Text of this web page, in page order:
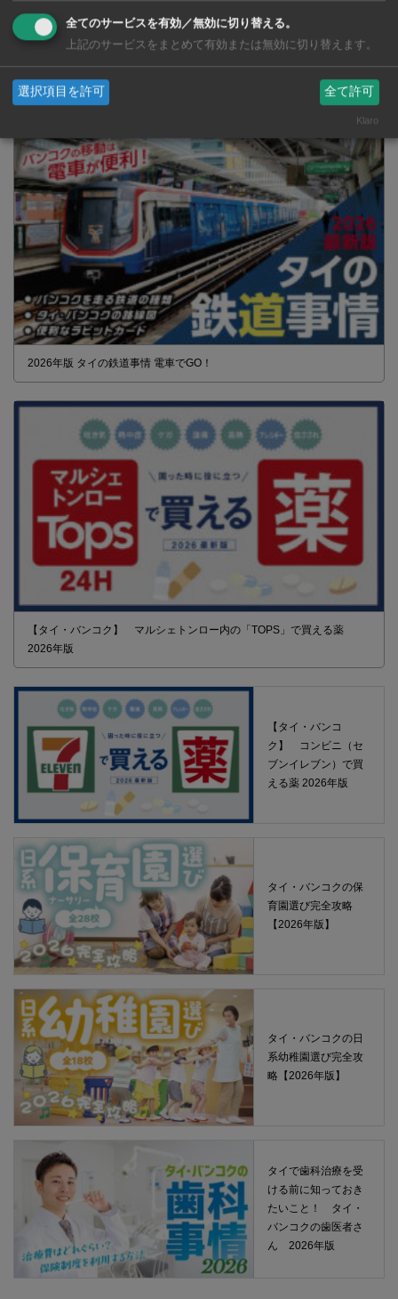
タイの薬いろいろ【タイ・バンコク】 薬局・ドラッグストアで買える
市販薬 2026年最新版！
2026年版 タイの鉄道事情 電車でGO！
【タイ・バンコク】 マルシェトンロー内の「TOPS」で買える薬
2026年版
【タイ・バンコ
ク】 コンビニ（セ
ブンイレブン）で買
える薬 2026年版
タイ・バンコクの保
育園選び完全攻略
【2026年版】
タイ・バンコクの日
系幼稚園選び完全攻
略【2026年版】
タイで歯科治療を受
ける前に知っておき
たいこと！ タイ・
バンコクの歯医者さ
ん 2026年版
全てのサービスを有効／無効に切り替える。
上記のサービスをまとめて有効または無効に切り替えます。
選択項目を許可 全て許可
Klaro